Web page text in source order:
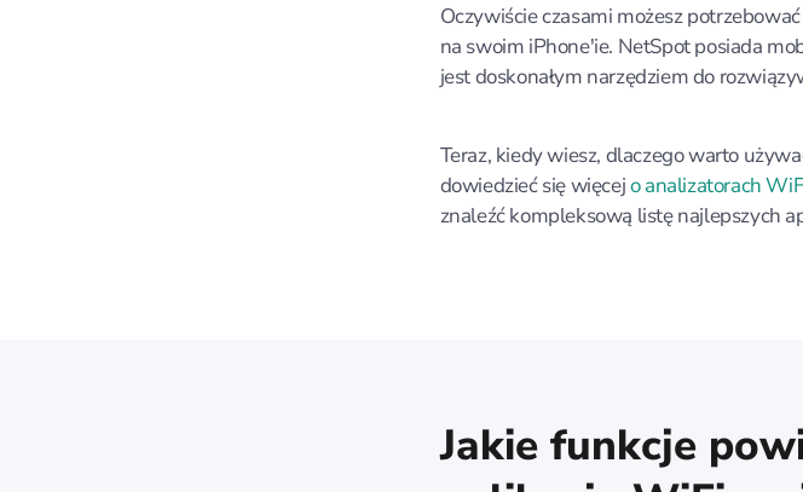
Oczywiście czasami możesz
na swoim iPhone'ie. NetSpot posiada
jest doskonałym narzędziem do
Teraz, kiedy wiesz, dlaczego warto
dowiedzieć się więcejo analizatorach
znaleźć kompleksową listę najlepszych
Jakie funkcje